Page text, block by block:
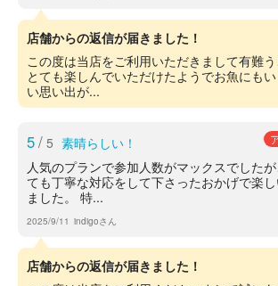
店舗からの返信が届きました！
この度は当店をご利用いただきまして有難う
とても楽しんでいただけたようでお魚にも
い思い出が...
5/ 5 素晴らしい！
人気のプランで参加人数がマックスでした
ても丁寧な対応をして下さったおかげで楽
ました。 特...
2025/9/11 indigoさん
店舗からの返信が届きました！